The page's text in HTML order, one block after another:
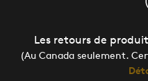
Les retours de
(Au Canada seulement.